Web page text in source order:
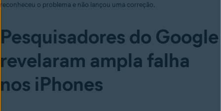
reconheceu o problema e não lançou uma correção.
Pesquisadores do Google
revelaram ampla falha
nos iPhones